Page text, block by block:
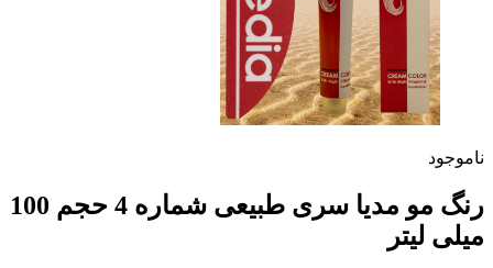
ناموجود
رنگ مو مدیا سری طبیعی شماره 4 حجم 100
میلی لیتر